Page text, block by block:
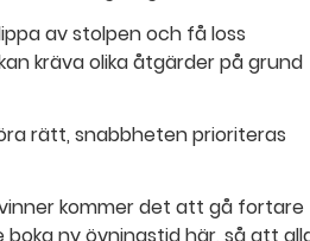
av stolpen och få loss
kräva olika åtgärder på grund
rätt, snabbheten prioriteras
kommer det att gå fortare
ny övningstid här, så att